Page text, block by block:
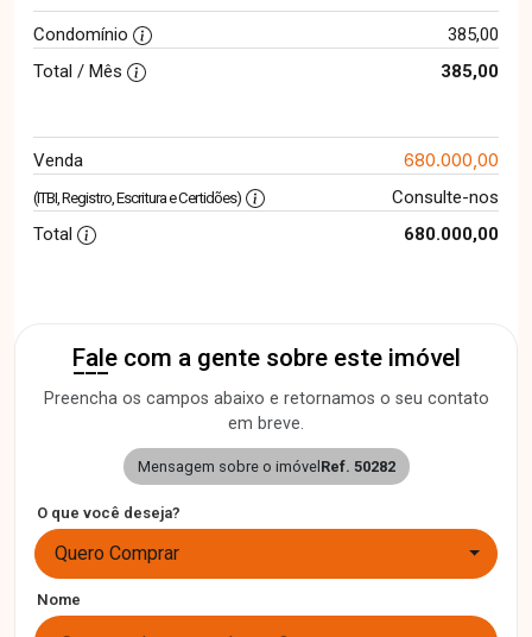
Condomínio
385,00
Total / Mês
385,00
Venda 680.000,00
(ITBI, Registro, Escritura e Certidões)
Consulte-nos
Total
680.000,00
Fale com a gente sobre este imóvel
Preencha os campos abaixo e retornamos o seu contato
em breve.
Mensagem sobre o imóvel Ref. 50282
O que você deseja?
Quero Comprar
Nome